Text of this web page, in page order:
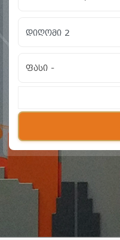
ფასი -